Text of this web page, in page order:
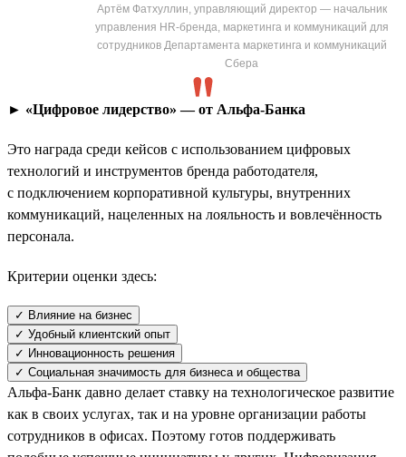
Артём Фатхуллин, управляющий директор — начальник
управления HR-бренда, маркетинга и коммуникаций для
сотрудников Департамента маркетинга и коммуникаций
Сбера
► «Цифровое лидерство» — от Альфа-Банка
Это награда среди кейсов с использованием цифровых
технологий и инструментов бренда работодателя,
с подключением корпоративной культуры, внутренних
коммуникаций, нацеленных на лояльность и вовлечённость
персонала.
Критерии оценки здесь:
✓ Влияние на бизнес
✓ Удобный клиентский опыт
✓ Инновационность решения
✓ Социальная значимость для бизнеса и общества
Альфа-Банк давно делает ставку на технологическое развитие
как в своих услугах, так и на уровне организации работы
сотрудников в офисах. Поэтому готов поддерживать